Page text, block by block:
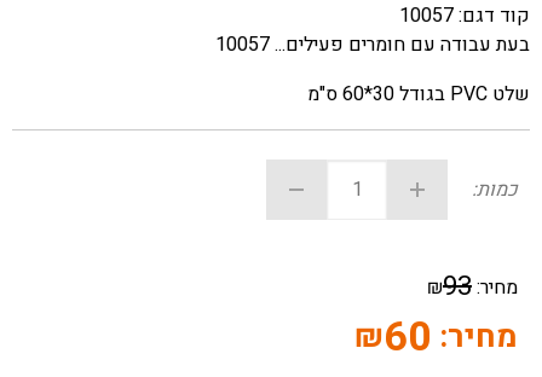
קוד דגם:10057
בעת עבודה עם חומרים פעילים... 10057
שלט PVC בגודל 30*60 ס"מ
כמות:
מחיר:93
₪
מחיר: 60
₪